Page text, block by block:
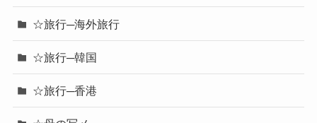
☆旅行─海外旅行
☆旅行─韓国
☆旅行─香港